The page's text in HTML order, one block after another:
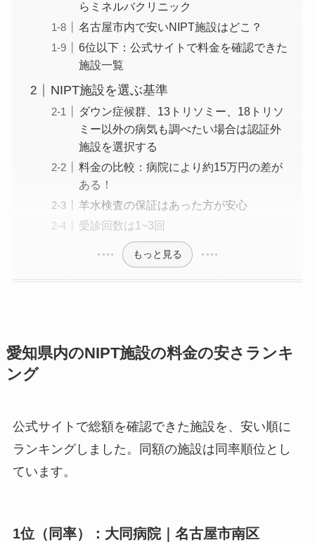
らミネルバクリニック
名古屋市内で安いNIPT施設はどこ？
6位以下：公式サイトで料金を確認できた
施設一覧
NIPT施設を選ぶ基準
ダウン症候群、13トリソミー、18トリソ
ミー以外の病気も調べたい場合は認証外
施設を選択する
料金の比較：病院により約15万円の差が
ある！
羊水検査の保証はあった方が安心
受診回数は1~3回
もっと見る
愛知県内のNIPT施設の料金の安さランキ
ング
公式サイトで総額を確認できた施設を、安い順に
ランキングしました。同額の施設は同率順位とし
ています。
1位（同率）：大同病院｜名古屋市南区